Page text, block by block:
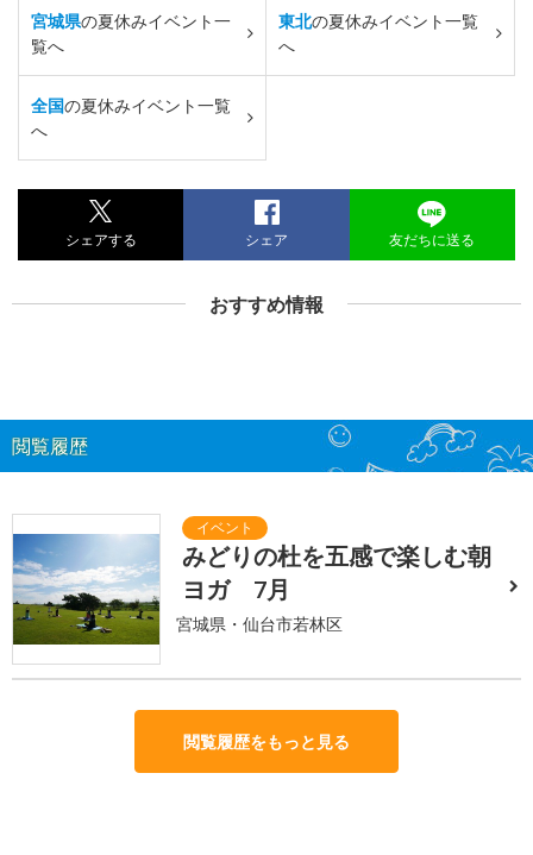
宮城県の夏休みイベント一
覧へ
東北の夏休みイベント一覧
へ
全国の夏休みイベント一覧
へ
シェアする シェア 友だちに送る
おすすめ情報
閲覧履歴
みどりの杜を五感で楽しむ朝
ヨガ 7月
宮城県・仙台市若林区
閲覧履歴をもっと見る